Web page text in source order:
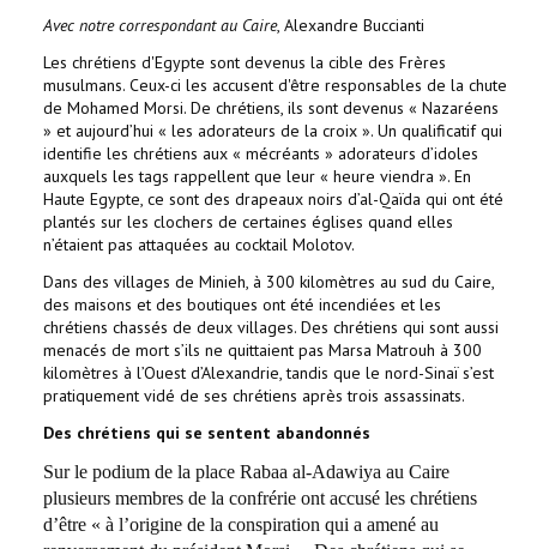
Avec notre correspondant au Caire, Alexandre Buccianti
Les chrétiens d'Egypte sont devenus la cible des Frères
musulmans. Ceux-ci les accusent d'être responsables de la chute
de Mohamed Morsi. De chrétiens, ils sont devenus « Nazaréens
» et aujourd’hui « les adorateurs de la croix ». Un qualificatif qui
identifie les chrétiens aux « mécréants » adorateurs d’idoles
auxquels les tags rappellent que leur « heure viendra ». En
Haute Egypte, ce sont des drapeaux noirs d’al-Qaïda qui ont été
plantés sur les clochers de certaines églises quand elles
n’étaient pas attaquées au cocktail Molotov.
Dans des villages de Minieh, à 300 kilomètres au sud du Caire,
des maisons et des boutiques ont été incendiées et les
chrétiens chassés de deux villages. Des chrétiens qui sont aussi
menacés de mort s’ils ne quittaient pas Marsa Matrouh à 300
kilomètres à l’Ouest d’Alexandrie, tandis que le nord-Sinaï s’est
pratiquement vidé de ses chrétiens après trois assassinats.
Des chrétiens qui se sentent abandonnés
Sur le podium de la place Rabaa al-Adawiya au Caire
plusieurs membres de la confrérie ont accusé les chrétiens
d’être « à l’origine de la conspiration qui a amené au